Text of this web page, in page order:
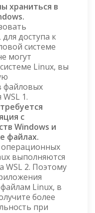
храниться в
доступа к
системе
могут
Linux, вы
файловых
1.
с
Windows и
файлах.
выполняются
WSL 2. Поэтому
Linux, в
более
при